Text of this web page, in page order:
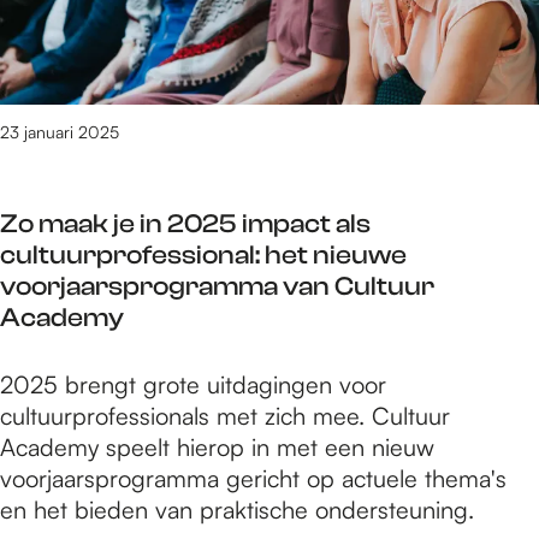
a
z
z
e
i
p
h
o
e
t
g
s
s
e
n
a
z
z
e
n
b
u
u
t
-
P
C
l
a
i
O
b
s
c
u
r
v
o
l
t
i
t
d
e
u
u
t
-
E
Zo maak je in 2025 impact als
cultuurprofessional: het nieuwe
voorjaarsprogramma van Cultuur
Academy
23 januari 2025
Z
o
m
a
a
2025 brengt grote uitdagingen voor
cultuurprofessionals met zich mee. Cultuur
Academy speelt hierop in met een nieuw
voorjaarsprogramma gericht op actuele thema's
en het bieden van praktische ondersteuning.